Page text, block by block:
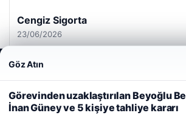
Hastaş Beton
26/05/2026
Web sitemizi nasıl kullandığınızı daha iyi
deneyiminizi kişiselleştirmek ve geliştirmek
kullanıyoruz.
Çerez Politikamız
Reddet Kabul Et
Göz Atın
Görevinden uzaklaştırılan Beyoğlu
İnan Güney ve 5 kişiye tahliye kararı